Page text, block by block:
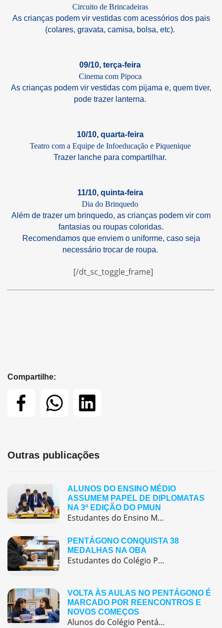
Circuito de Brincadeiras
As crianças podem vir vestidas com acessórios dos pais
(colares, gravata, camisa, bolsa, etc).
09/10, terça-feira
Cinema com Pipoca
As crianças podem vir vestidas com pijama e, quem tiver,
pode trazer lanterna.
10/10, quarta-feira
Teatro com a Equipe de Infoeducação e Piquenique
Trazer lanche para compartilhar.
11/10, quinta-feira
Dia do Brinquedo
Além de trazer um brinquedo, as crianças podem vir com
fantasias ou roupas coloridas.
Recomendamos que enviem o uniforme, caso seja
necessário trocar de roupa.
[/dt_sc_toggle_frame]
Compartilhe:
Outras publicações
ALUNOS DO ENSINO MÉDIO
ASSUMEM PAPEL DE DIPLOMATAS
NA 3ª EDIÇÃO DO PMUN
Estudantes do Ensino Médio do Colégio Pentágono protagonizaram uma simulação da ONU, defendendo posições de países em comitês temáticos e vivenciando, na prática, negociações diplomáticas multilíngues.
PENTÁGONO CONQUISTA 38
MEDALHAS NA OBA
Estudantes do Colégio Pentágono conquistam excelente resultado na Olimpíada Brasileira de Astronomia e Astronáutica (OBA) 2025, somando 38 medalhas.
VOLTA ÀS AULAS NO PENTÁGONO É
MARCADO POR REENCONTROS E
NOVOS COMEÇOS
Alunos do Colégio Pentágono retornaram às aulas trazendo o entusiasmo dos reencontros e o desejo de seguir aprendendo com significado.